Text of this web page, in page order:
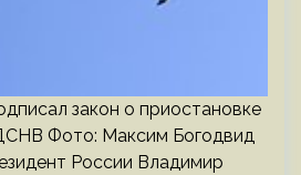
закон о приостановке
Фото: Максим Богодвид
России Владимир